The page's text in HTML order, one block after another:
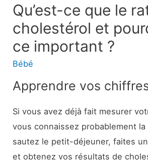
Qu’est-ce que le
cholestérol et
ce important ?
Bébé
Apprendre vos
Si vous avez déjà fait mesurer
vous connaissez probablement
sautez le petit-déjeuner, faites
et obtenez vos résultats de